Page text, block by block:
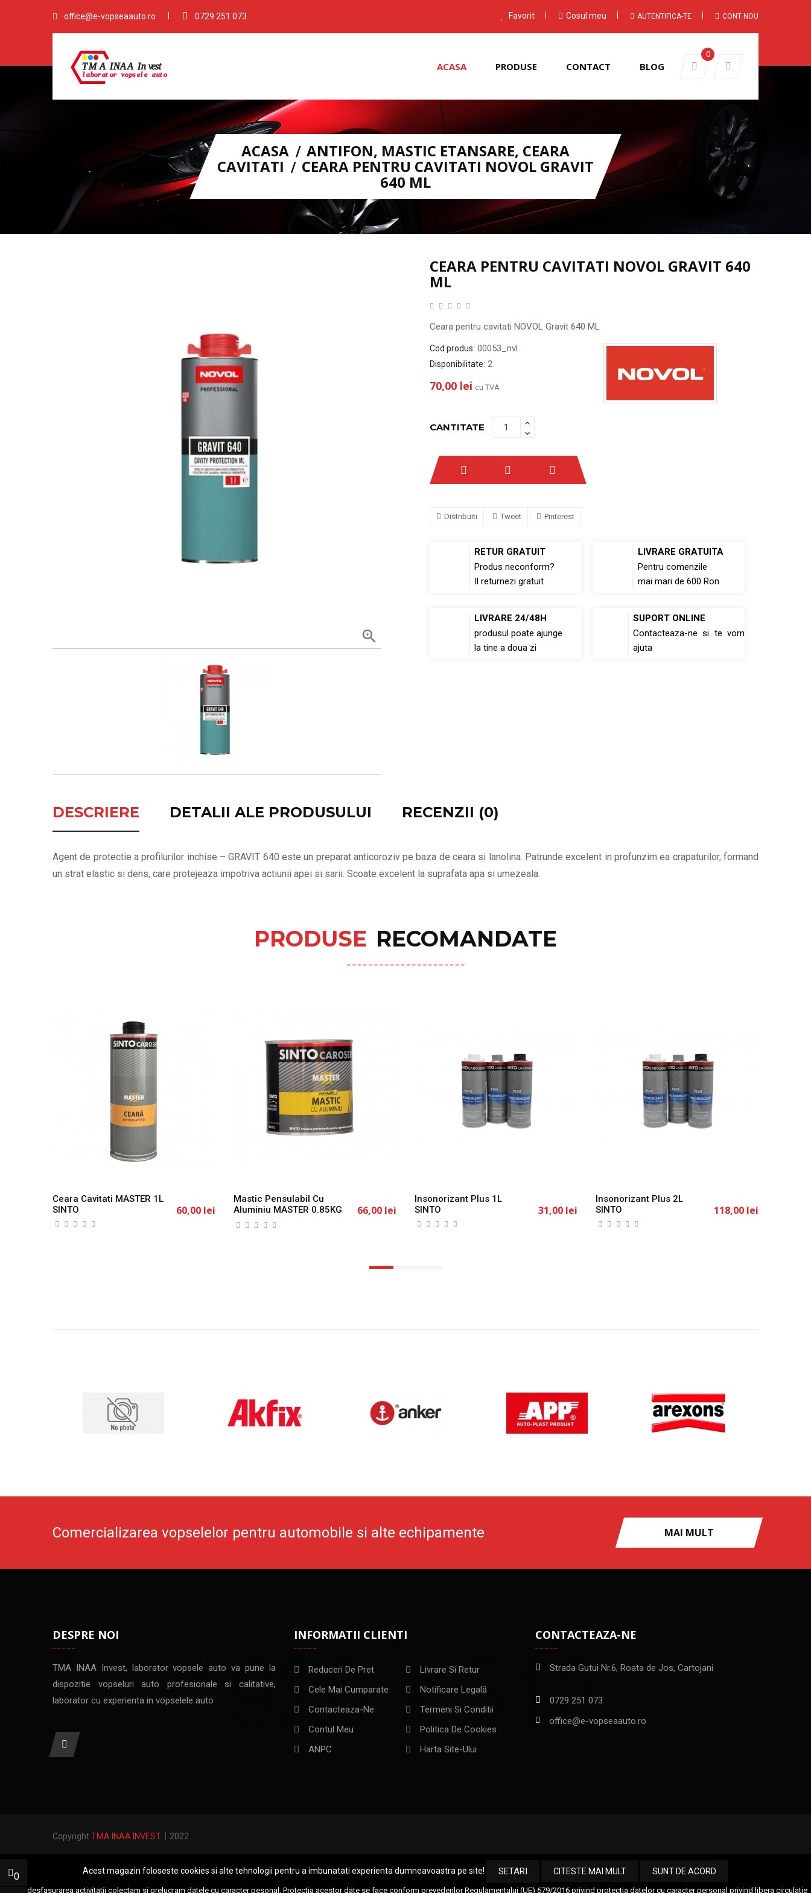
office@e-vopseaauto.ro 0729 251 073 Favorit Cosul meu AUTENTIFICA-TE CONT NOU
0
ACASA PRODUSE CONTACT BLOG
ACASA ANTIFON, MASTIC ETANSARE, CEARA
CAVITATI CEARA PENTRU CAVITATI NOVOL GRAVIT
640 ML

CEARA PENTRU CAVITATI NOVOL GRAVIT 640
ML
Ceara pentru cavitati NOVOL Gravit 640 ML
Cod produs: 00053_nvl
Disponibilitate: 2
70,00 lei cu TVA
CANTITATE
Distribuiti Tweet Pinterest
RETUR GRATUIT
Produs neconform?
Il returnezi gratuit
LIVRARE GRATUITA
Pentru comenzile
mai mari de 600 Ron
LIVRARE 24/48H
produsul poate ajunge
la tine a doua zi
SUPORT ONLINE
Contacteaza-ne si te vom
ajuta
DESCRIERE DETALII ALE PRODUSULUI RECENZII (0)
Agent de protectie a profilurilor inchise – GRAVIT 640 este un preparat anticoroziv pe baza de ceara si lanolina. Patrunde excelent in profunzim ea crapaturilor, formand
un strat elastic si dens, care protejeaza impotriva actiunii apei si sarii. Scoate excelent la suprafata apa si umezeala.
PRODUSE RECOMANDATE
Ceara Cavitati MASTER 1L
SINTO
60,00 lei
Mastic Pensulabil Cu
Aluminiu MASTER 0.85KG
SINTO
66,00 lei
Insonorizant Plus 1L
SINTO
31,00 lei
Insonorizant Plus 2L
SINTO
118,00 lei
Comercializarea vopselelor pentru automobile si alte echipamente MAI MULT
DESPRE NOI
TMA INAA Invest, laborator vopsele auto va pune la
dispozitie vopseluri auto profesionale si calitative,
laborator cu experienta in vopselele auto
INFORMATII CLIENTI
Reduceri De Pret
Cele Mai Cumparate
Contacteaza-Ne
Contul Meu
ANPC
Livrare Si Retur
Notificare Legală
Termeni Si Conditii
Politica De Cookies
Harta Site-Ului
CONTACTEAZA-NE
Strada Gutui Nr.6, Roata de Jos, Cartojani
0729 251 073
office@e-vopseaauto.ro
CopyrightTMA INAA INVEST 2022
Acest magazin foloseste cookies si alte tehnologii pentru a imbunatati experienta dumneavoastra pe site! SETARI CITESTE MAI MULT SUNT DE ACORD
Pentru desfasurarea activitatii colectam si prelucram datele cu caracter pesonal. Protectia acestor date se face conform prevederilor Regulamentului (UE) 679/2016 privind protectia datelor cu caracter personal privind libera circulatie
0